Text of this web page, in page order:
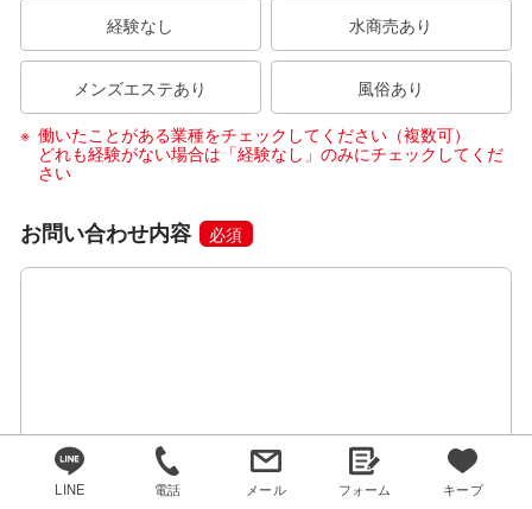
経験なし 水商売あり
メンズエステあり
風俗あり
働いたことがある業種をチェックしてください（複数可）
どれも経験がない場合は「経験なし」のみにチェックしてくだ
さい
お問い合わせ内容 必須
LINE 電話 メール フォーム キープ